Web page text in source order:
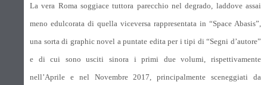
La vera Roma soggiace tuttora parecchio nel degrado, laddove assai
meno edulcorata di quella viceversa rappresentata in “Space Abasis”,
una sorta di graphic novel a puntate edita per i tipi di “Segni d’autore”
e di cui sono usciti sinora i primi due volumi, rispettivamente
nell’Aprile e nel Novembre 2017, principalmente sceneggiati da